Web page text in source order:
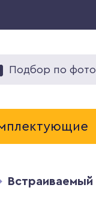
Подбор по фото